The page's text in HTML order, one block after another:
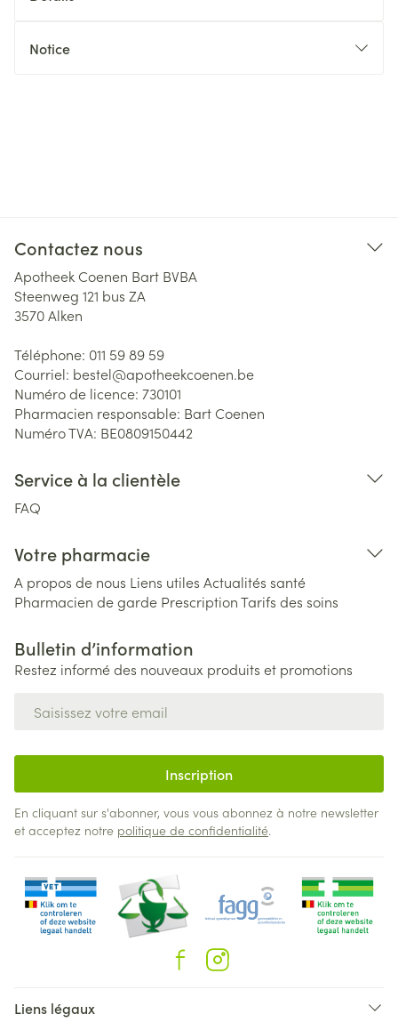
Notice
Contactez nous
Apotheek Coenen Bart BVBA
Steenweg 121 bus ZA
3570Alken
Téléphone: 011 59 89 59
Courriel: bestel@apotheekcoenen.be
Numéro de licence: 730101
Pharmacien responsable: Bart Coenen
Numéro TVA: BE0809150442
Service à la clientèle
FAQ
Votre pharmacie
A propos de nous Liens utiles Actualités santé
Pharmacien de garde PrescriptionTarifs des soins
Bulletin d’information
Restez informé des nouveaux produits et promotions
Inscription
En cliquant sur s'abonner, vous vous abonnez à notre newsletter
et acceptez notre politique de confidentialité.
Liens légaux